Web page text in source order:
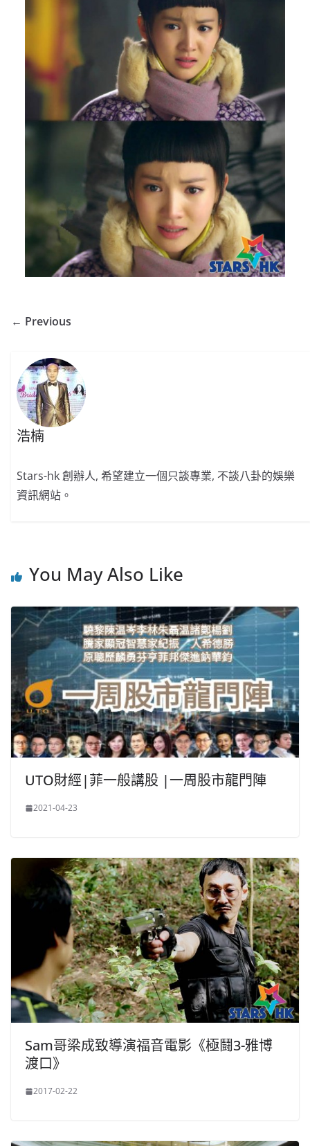
← Previous
浩楠
Stars-hk 創辦人, 希望建立一個只談專業, 不談八卦的娛樂
資訊網站。
You May Also Like
UTO財經|菲一般講股 |一周股市龍門陣
2021-04-23
Sam哥梁成致導演福音電影《極鬪3-雅博
渡口》
2017-02-22